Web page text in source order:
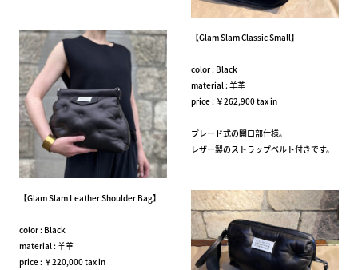
【Glam Slam Classic Small】
color : Black
material : 羊革
price : ￥262,900 tax in
ブレード式の開口部仕様。
レザー製のストラップベルト付きです。
【Glam Slam Leather Shoulder Bag】
color : Black
material : 羊革
price : ￥220,000 tax in